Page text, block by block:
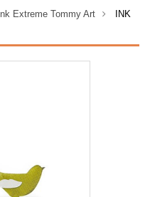
Ink Extreme Tommy Art >
INK